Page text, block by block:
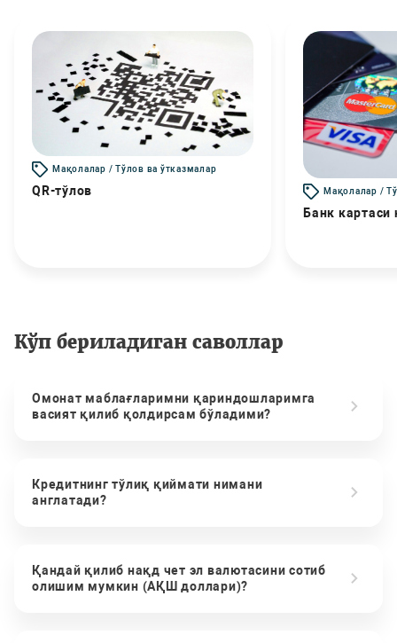
Мақолалар / Тўлов ва ўтказмалар
QR-тўлов Мақолалар /
Банк картаси
Кўп бериладиган саволлар
Омонат маблағларимни қариндошларимга
васият қилиб қолдирсам бўладими?
Кредитнинг тўлиқ қиймати нимани
англатади?
Қандай қилиб нақд чет эл валютасини сотиб
олишим мумкин (АҚШ доллари)?